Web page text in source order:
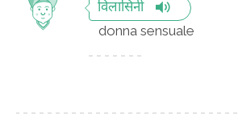
विलासिनी
donna sensuale